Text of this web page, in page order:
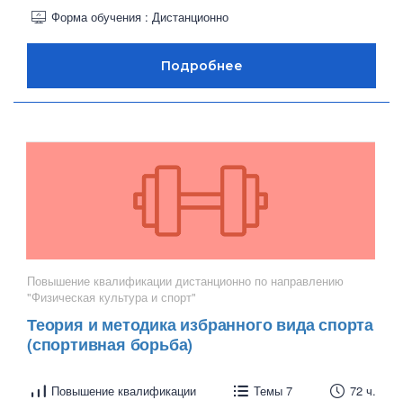
Форма обучения : Дистанционно
Повышение квалификации дистанционно по направлению
"Физическая культура и спорт"
Теория и методика избранного вида спорта
(спортивная борьба)
Повышение квалификации Темы 7 72 ч.